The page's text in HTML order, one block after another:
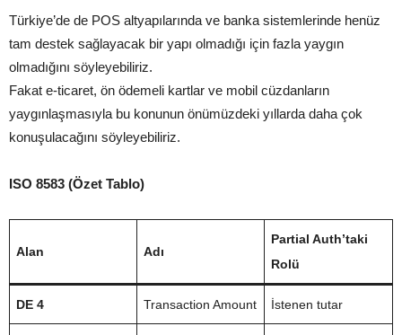
Türkiye’de de POS altyapılarında ve banka sistemlerinde henüz
tam destek sağlayacak bir yapı olmadığı için fazla yaygın
olmadığını söyleyebiliriz.
Fakat e-ticaret, ön ödemeli kartlar ve mobil cüzdanların
yaygınlaşmasıyla bu konunun önümüzdeki yıllarda daha çok
konuşulacağını söyleyebiliriz.
ISO 8583 (Özet Tablo)
Alan Adı
Partial Auth’taki
Rolü
DE 4 Transaction Amount İstenen tutar